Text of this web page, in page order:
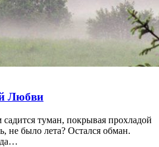
Любви
туман, покрывая прохладой
не было лета? Остался обман.